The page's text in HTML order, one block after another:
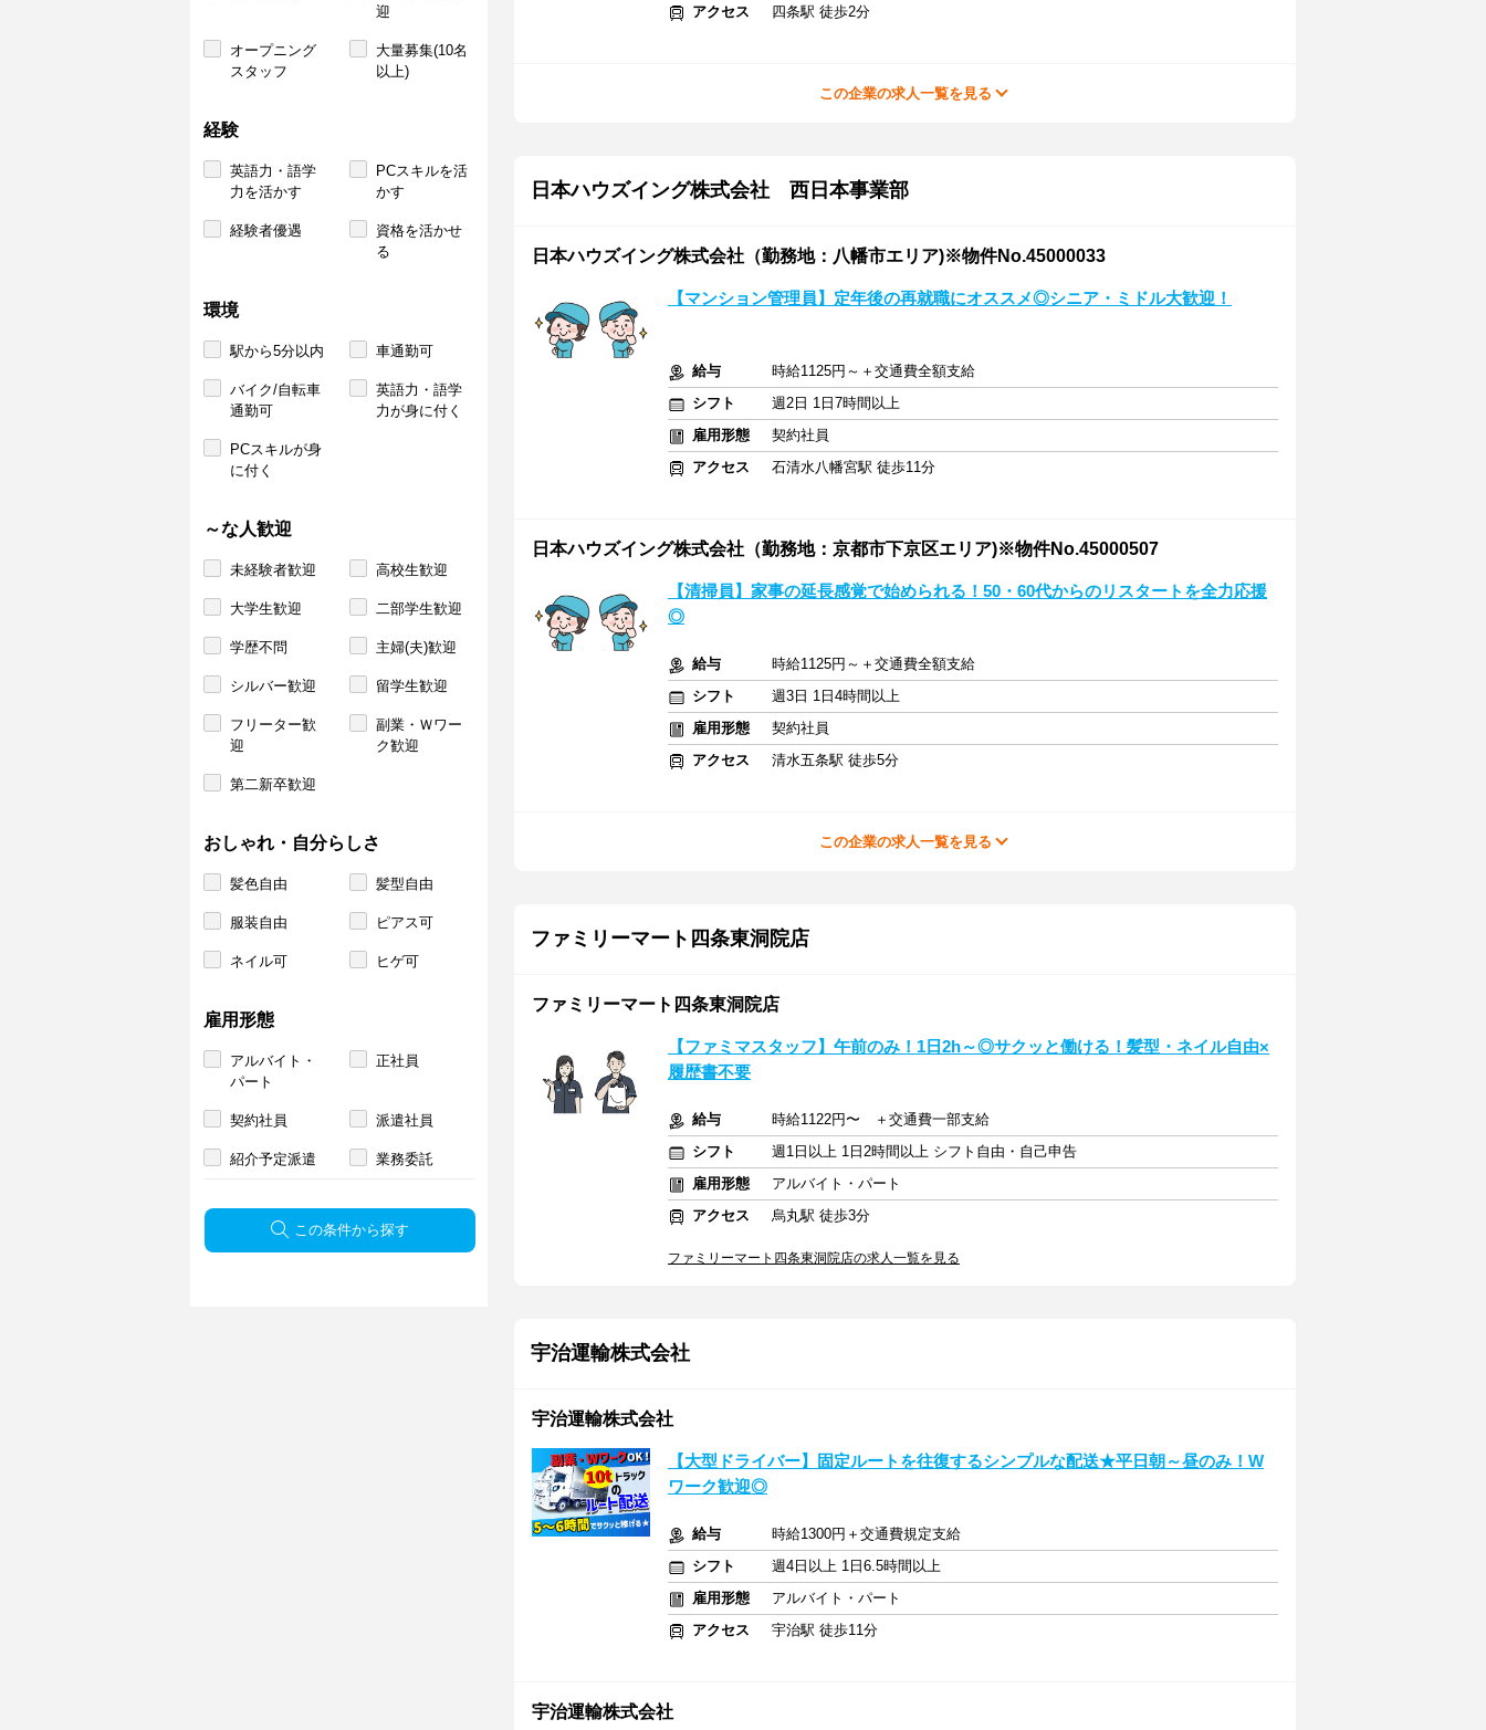
迎
オープニング
スタッフ
大量募集(10名
以上)
経験
英語力・語学
力を活かす
PCスキルを活
かす
経験者優遇
資格を活かせ
る
環境
駅から5分以内 車通勤可
バイク/自転車
通勤可
英語力・語学
力が身に付く
PCスキルが身
に付く
～な人歓迎
未経験者歓迎 高校生歓迎
大学生歓迎 二部学生歓迎
学歴不問 主婦(夫)歓迎
シルバー歓迎 留学生歓迎
フリーター歓
迎
副業・Ｗワー
ク歓迎
第二新卒歓迎
おしゃれ・自分らしさ
髪色自由 髪型自由
服装自由 ピアス可
ネイル可 ヒゲ可
雇用形態
アルバイト・
パート
正社員
契約社員 派遣社員
紹介予定派遣 業務委託
この条件から探す
アクセス
四条駅 徒歩2分
この企業の求人一覧を見る
日本ハウズイング株式会社 西日本事業部
日本ハウズイング株式会社（勤務地：八幡市エリア)※物件No.45000033
【マンション管理員】定年後の再就職にオススメ◎シニア・ミドル大歓迎！
給与
時給1125円～＋交通費全額支給
シフト
週2日 1日7時間以上
雇用形態
契約社員
アクセス
石清水八幡宮駅 徒歩11分
日本ハウズイング株式会社（勤務地：京都市下京区エリア)※物件No.45000507
【清掃員】家事の延長感覚で始められる！50・60代からのリスタートを全力応援
◎
給与
時給1125円～＋交通費全額支給
シフト
週3日 1日4時間以上
雇用形態
契約社員
アクセス
清水五条駅 徒歩5分
この企業の求人一覧を見る
ファミリーマート四条東洞院店
ファミリーマート四条東洞院店
【ファミマスタッフ】午前のみ！1日2h～◎サクッと働ける！髪型・ネイル自由×
履歴書不要
給与
時給1122円〜 ＋交通費一部支給
シフト
週1日以上 1日2時間以上 シフト自由・自己申告
雇用形態
アルバイト・パート
アクセス
烏丸駅 徒歩3分
ファミリーマート四条東洞院店の求人一覧を見る
宇治運輸株式会社
宇治運輸株式会社
【大型ドライバー】固定ルートを往復するシンプルな配送★平日朝～昼のみ！W
ワーク歓迎◎
給与
時給1300円＋交通費規定支給
シフト
週4日以上 1日6.5時間以上
雇用形態
アルバイト・パート
アクセス
宇治駅 徒歩11分
宇治運輸株式会社